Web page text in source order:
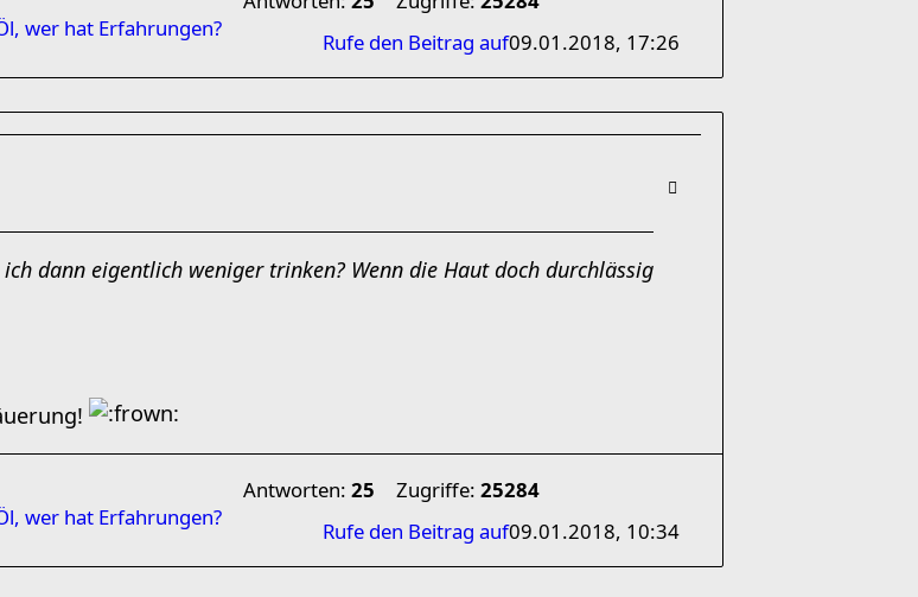
wer hat Erfahrungen?
09.01.2018, 17:26
Rufe den Beitrag auf
dann eigentlich weniger trinken? Wenn die Haut doch durchlässig
wer hat Erfahrungen?
Antworten: 25 Zugriffe: 25284
09.01.2018, 10:34
Rufe den Beitrag auf